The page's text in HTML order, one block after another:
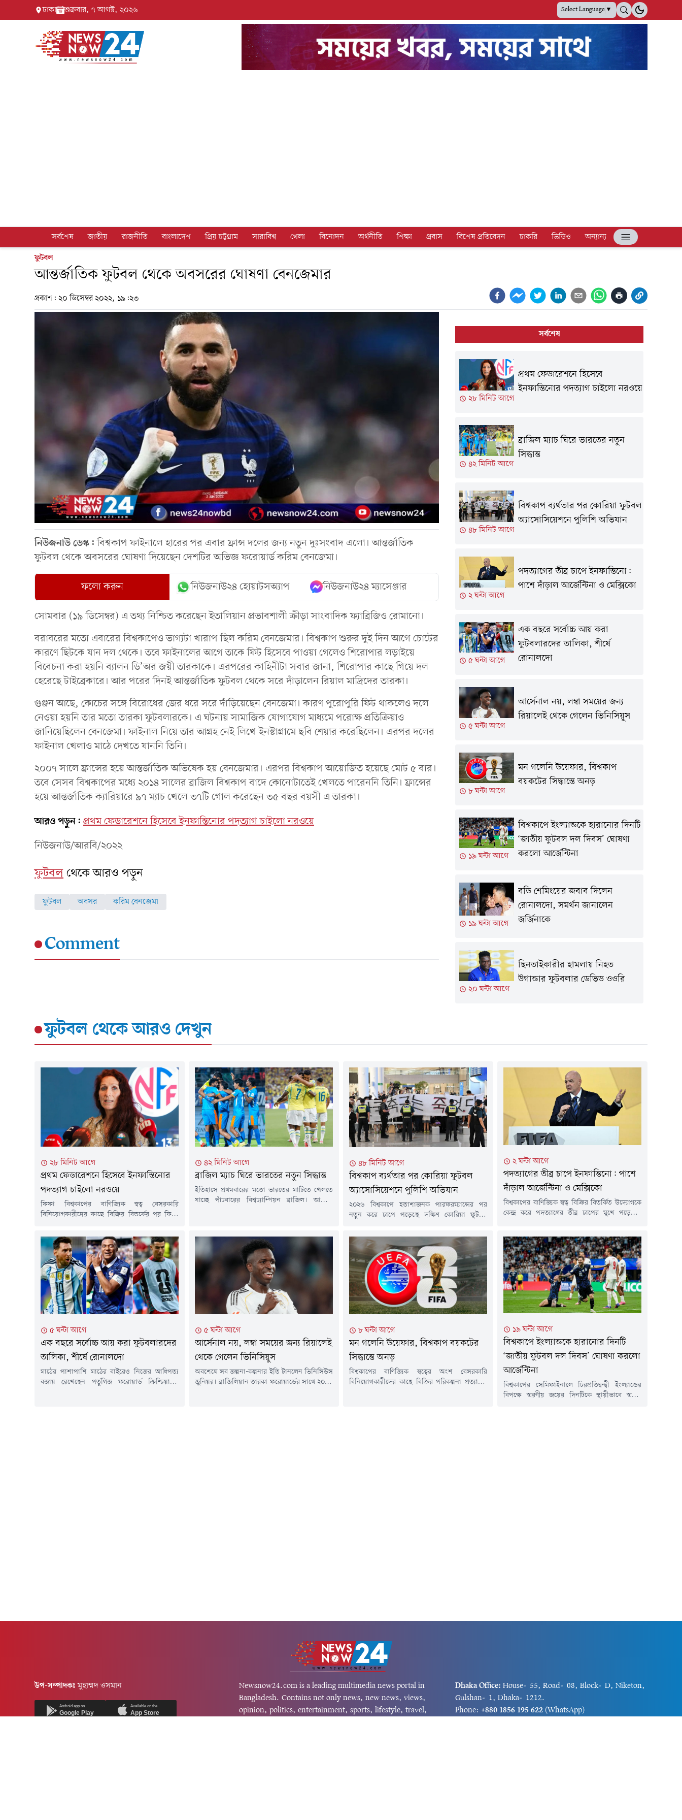
ঢাকা শুক্রবার, ৭ আগস্ট, ২০২৬ Select Language▼
সর্বশেষ জাতীয় রাজনীতি বাংলাদেশ প্রিয় চট্টগ্রাম সারাবিশ্ব খেলা বিনোদন অর্থনীতি শিক্ষা প্রবাস বিশেষ প্রতিবেদন চাকরি ভিডিও
অন্যান্য
ফুটবল
আন্তর্জাতিক ফুটবল থেকে অবসরের ঘোষণা বেনজেমার
প্রকাশ: ২০ ডিসেম্বর ২০২২, ১৯:২৩
নিউজনাউ ডেস্ক:বিশ্বকাপ ফাইনালে হারের পর এবার ফ্রান্স দলের জন্য নতুন দুঃসংবাদ এলো। আন্তর্জাতিক
ফুটবল থেকে অবসরের ঘোষণা দিয়েছেন দেশটির অভিজ্ঞ ফরোয়ার্ড করিম বেনজেমা।
ফলো করুন নিউজনাউ২৪ হোয়াটসঅ্যাপ নিউজনাউ২৪ ম্যাসেঞ্জার
সোমবার (১৯ ডিসেম্বর) এ তথ্য নিশ্চিত করেছেন ইতালিয়ান প্রভাবশালী ক্রীড়া সাংবাদিক ফ্যাব্রিজিও রোমানো।
বরাবরের মতো এবারের বিশ্বকাপেও ভাগ্যটা খারাপ ছিল করিম বেনজেমার। বিশ্বকাপ শুরুর দুই দিন আগে চোটের
কারণে ছিটকে যান দল থেকে। তবে ফাইনালের আগে তাকে ফিট হিসেবে পাওয়া গেলেও শিরোপার লড়াইয়ে
বিবেচনা করা হয়নি ব্যালন ডি’অর জয়ী তারকাকে। এরপরের কাহিনীটা সবার জানা, শিরোপার কাছে গিয়ে দল
হেরেছে টাইব্রেকারে। আর পরের দিনই আন্তর্জাতিক ফুটবল থেকে সরে দাঁড়ালেন রিয়াল মাদ্রিদের তারকা।
গুঞ্জন আছে, কোচের সঙ্গে বিরোধের জের ধরে সরে দাঁড়িয়েছেন বেনজেমা। কারণ পুরোপুরি ফিট থাকলেও দলে
নেওয়া হয়নি তার মতো তারকা ফুটবলারকে। এ ঘটনায় সামাজিক যোগাযোগ মাধ্যমে পরোক্ষ প্রতিক্রিয়াও
জানিয়েছিলেন বেনজেমা। ফাইনাল নিয়ে তার আগ্রহ নেই লিখে ইনস্টাগ্রামে ছবি শেয়ার করেছিলেন। এরপর দলের
ফাইনাল খেলাও মাঠে দেখতে যাননি তিনি।
২০০৭ সালে ফ্রান্সের হয়ে আন্তর্জাতিক অভিষেক হয় বেনজেমার। এরপর বিশ্বকাপ আয়োজিত হয়েছে মোট ৫ বার।
তবে সেসব বিশ্বকাপের মধ্যে ২০১৪ সালের ব্রাজিল বিশ্বকাপ বাদে কোনোটাতেই খেলতে পারেননি তিনি। ফ্রান্সের
হয়ে আন্তর্জাতিক ক্যারিয়ারে ৯৭ ম্যাচ খেলে ৩৭টি গোল করেছেন ৩৫ বছর বয়সী এ তারকা।
আরও পড়ুন: প্রথম ফেডারেশনে হিসেবে ইনফান্তিনোর পদত্যাগ চাইলো নরওয়ে
নিউজনাউ/আরবি/২০২২
ফুটবলথেকে আরও পড়ুন
ফুটবল অবসর করিম বেনজেমা
Comment
সর্বশেষ
২৮ মিনিট আগে
প্রথম ফেডারেশনে হিসেবে
ইনফান্তিনোর পদত্যাগ চাইলো নরওয়ে
৪২ মিনিট আগে
ব্রাজিল ম্যাচ ঘিরে ভারতের নতুন
সিদ্ধান্ত
৪৮ মিনিট আগে
বিশ্বকাপ ব্যর্থতার পর কোরিয়া ফুটবল
অ্যাসোসিয়েশনে পুলিশি অভিযান
২ ঘন্টা আগে
পদত্যাগের তীব্র চাপে ইনফান্তিনো:
পাশে দাঁড়াল আর্জেন্টিনা ও মেক্সিকো
৫ ঘন্টা আগে
এক বছরে সর্বোচ্চ আয় করা
ফুটবলারদের তালিকা, শীর্ষে
রোনালদো
৫ ঘন্টা আগে
আর্সেনাল নয়, লম্বা সময়ের জন্য
রিয়ালেই থেকে গেলেন ভিনিসিয়ুস
৮ ঘন্টা আগে
মন গলেনি উয়েফার, বিশ্বকাপ
বয়কটের সিদ্ধান্তে অনড়
১৯ ঘন্টা আগে
বিশ্বকাপে ইংল্যান্ডকে হারানোর দিনটি
‘জাতীয় ফুটবল দল দিবস’ ঘোষণা
করলো আর্জেন্টিনা
১৯ ঘন্টা আগে
বডি শেমিংয়ের জবাব দিলেন
রোনালদো, সমর্থন জানালেন
জর্জিনাকে
২০ ঘন্টা আগে
ছিনতাইকারীর হামলায় নিহত
উগান্ডার ফুটবলার ডেভিড ওওরি
ফুটবল থেকে আরও দেখুন
২৮ মিনিট আগে
প্রথম ফেডারেশনে হিসেবে ইনফান্তিনোর
পদত্যাগ চাইলো নরওয়ে
ফিফা বিশ্বকাপের বাণিজ্যিক স্বত্ব বেসরকারি
বিনিয়োগকারীদের কাছে বিক্রির বিতর্কের পর ফিফা
নরওয়েজিয়ান ফুটবল ফেডারেশন (এনএফএফ)। এর
মাধ্যমে ইনফান্তিনোর পদত্যাগের আহ্বান জানানো
প্রথম জাতীয় ফুটবল ফেডারেশন হলো নরওয়ে।দ্য
গার্ডিয়ানের প্রতিবেদনে বলা হয়েছে, এনএফএফ
সভাপতি লিসে ক্লাভনেস জানিয়েছেন, ইনফান্তিনোর
নেতৃত্বের প্রতি তাদের আর কোনো আস্থা নেই।...
৪২ মিনিট আগে
ব্রাজিল ম্যাচ ঘিরে ভারতের নতুন সিদ্ধান্ত
ইতিহাসে প্রথমবারের মতো ভারতের মাটিতে খেলতে
যাচ্ছে পাঁচবারের বিশ্বচ্যাম্পিয়ন ব্রাজিল। আগামী
ফেডারেশনকে।ব্রাজিলের বিপক্ষে ম্যাচটি অনুষ্ঠিত হবে
৩ অক্টোবর। একই সময়ে চলবে ফিফার নতুন টুর্নামেন্ট
আশিয়ান কাপ, যা শুরু হবে ২৪...
৪৮ মিনিট আগে
বিশ্বকাপ ব্যর্থতার পর কোরিয়া ফুটবল
অ্যাসোসিয়েশনে পুলিশি অভিযান
২০২৬ বিশ্বকাপে হতাশাজনক পারফরম্যান্সের পর
নতুন করে চাপে পড়েছে দক্ষিণ কোরিয়া ফুটবল
দলের কোচ হিসেবে হং মিয়ুং-বোকে নিয়োগের সময়
অনিয়মের অভিযোগে কেএফএর কার্যালয়ে অভিযান
চালিয়েছে পুলিশ। গত বৃহস্পতিবার সিউলের কেএফএ
হাউস এবং চিয়নানে অবস্থিত সংস্থাটির প্রধান
কার্যালয়ে তল্লাশি চালিয়ে তদন্তকারীরা নিয়োগ
প্রক্রিয়ায় কোনো অনিয়ম বা...
২ ঘন্টা আগে
পদত্যাগের তীব্র চাপে ইনফান্তিনো: পাশে
দাঁড়াল আর্জেন্টিনা ও মেক্সিকো
বিশ্বকাপের বাণিজ্যিক স্বত্ব বিক্রির বিতর্কিত উদ্যোগকে
কেন্দ্র করে পদত্যাগের তীব্র চাপের মুখে পড়েছেন
দাবিতে সোচ্চার হলেও এবার সংকটে থাকা ফিফা-
প্রধানের পাশে এসে দাঁড়িয়েছে আর্জেন্টিনা (এএফএ)
ও মেক্সিকোর ফুটবল অ্যাসোসিয়েশন।মূলত প্রাইভেট
ইকুইটি ফার্মের কাছে বিশ্বকাপের বাণিজ্যিক অধিকার
বিক্রির একতরফা প্রস্তাব...
৫ ঘন্টা আগে
এক বছরে সর্বোচ্চ আয় করা ফুটবলারদের
তালিকা, শীর্ষে রোনালদো
মাঠের পাশাপাশি মাঠের বাইরেও নিজের আধিপত্য
বজায় রেখেছেন পর্তুগিজ ফরোয়ার্ড ক্রিশ্চিয়ানো
৫ ঘন্টা আগে
আর্সেনাল নয়, লম্বা সময়ের জন্য রিয়ালেই
থেকে গেলেন ভিনিসিয়ুস
অবশেষে সব জল্পনা-কল্পনার ইতি টানলেন ভিনিসিউস
জুনিয়র। ব্রাজিলিয়ান তারকা ফরোয়ার্ডের সাথে ২০৩২
৮ ঘন্টা আগে
মন গলেনি উয়েফার, বিশ্বকাপ বয়কটের
সিদ্ধান্তে অনড়
বিশ্বকাপের বাণিজ্যিক স্বত্বের অংশ বেসরকারি
বিনিয়োগকারীদের কাছে বিক্রির পরিকল্পনা প্রত্যাহার
১৯ ঘন্টা আগে
বিশ্বকাপে ইংল্যান্ডকে হারানোর দিনটি
‘জাতীয় ফুটবল দল দিবস’ ঘোষণা করলো
আর্জেন্টিনা
বিশ্বকাপের সেমিফাইনালে চিরপ্রতিদ্বন্দ্বী ইংল্যান্ডের
বিপক্ষে স্মরণীয় জয়ের দিনটিকে স্থায়ীভাবে স্মরণে
উপ-সম্পাদকঃমুহাম্মদ ওসমান
Android app on
Google Play
Available on the
App Store
Newsnow24.com is a leading multimedia news portal in
Bangladesh. Contains not only news, new news, views,
opinion, politics, entertainment, sports, lifestyle, travel,
Dhaka Office: House-55, Road-08, Block-D, Niketon,
Gulshan-1, Dhaka-1212.
Phone: +880 1856 195 622 (WhatsApp)